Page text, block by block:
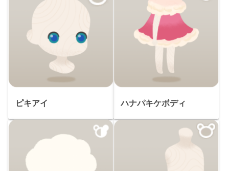
ピキアイ ハナパキケボディ